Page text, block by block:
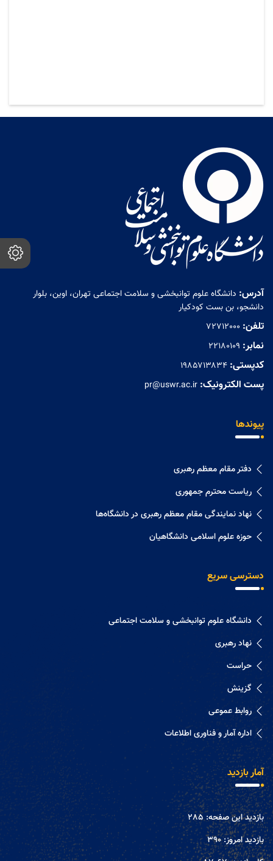
آدرس: دانشگاه علوم توانبخشی و سلامت اجتماعی تهران، اوین، بلوار
دانشجو، بن بست کودکیار
تلفن: 72712000
نمابر: ۲۲۱۸۰۱۰۹
کدپستی: ۱۹۸۵۷۱۳۸۳۴
پست الکترونیک: pr@uswr.ac.ir
پیوندها
دفتر مقام معظم رهبری
ریاست محترم جمهوری
نهاد نمايندگی مقام معظم رهبری در دانشگاه‌ها
حوزه علوم اسلامی دانشگاهیان
دسترسی سریع
دانشگاه علوم توانبخشی و سلامت اجتماعی
نهاد رهبری
حراست
گزینش
روابط عموعی
اداره آمار و فناوری اطلاعات
آمار بازدید
بازدید این صفحه:285
بازدید امروز:390